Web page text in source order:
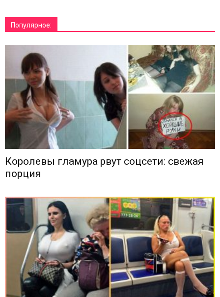
Популярное:
Королевы гламура рвут соцсети: свежая
порция